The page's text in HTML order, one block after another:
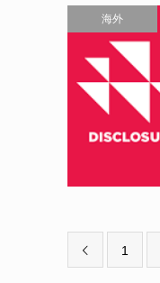
海外
 1